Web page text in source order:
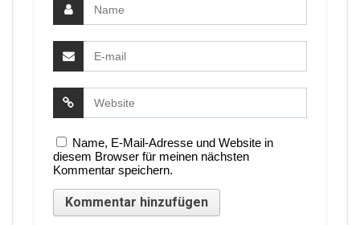
Name, E-Mail-Adresse und Website in
diesem Browser für meinen nächsten
Kommentar speichern.